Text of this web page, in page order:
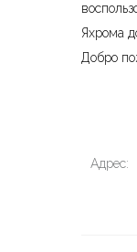
Яхрома
Добро
Адрес: